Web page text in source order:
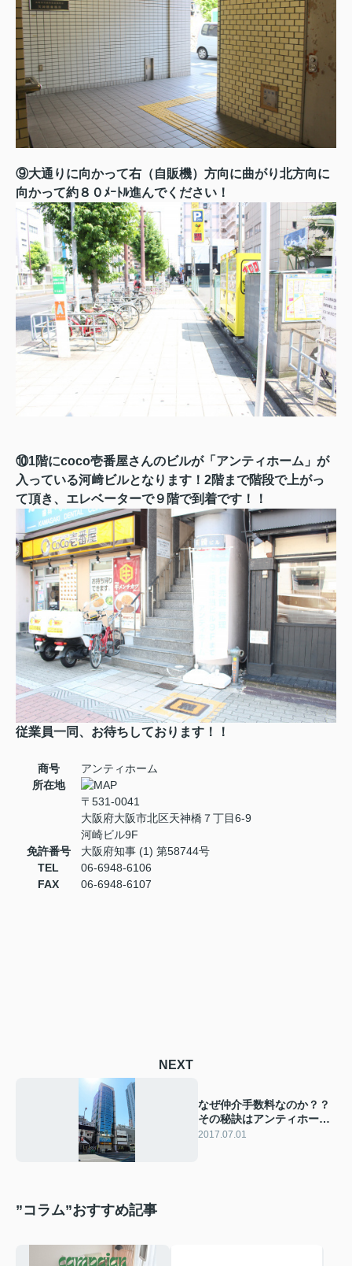
⑨大通りに向かって右（自販機）方向に曲がり北方向に
向かって約８０ﾒｰﾄﾙ進んでください！
⑩1階にcoco壱番屋さんのビルが「アンティホーム」が
入っている河﨑ビルとなります！2階まで階段で上がっ
て頂き、エレベーターで９階で到着です！！
従業員一同、お待ちしております！！
商号
アンティホーム
所在地
〒531-0041
大阪府大阪市北区天神橋７丁目6-9
河崎ビル9F
免許番号
大阪府知事 (1) 第58744号
TEL
06-6948-6106
FAX
06-6948-6107
NEXT
なぜ仲介手数料なのか？？
その秘訣はアンティホーム
にあり
2017.07.01
”コラム”おすすめ記事